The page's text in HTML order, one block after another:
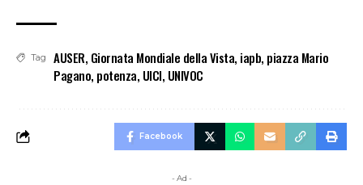
Tag AUSER, Giornata Mondiale della Vista, iapb, piazza Mario
Pagano, potenza, UICI, UNIVOC
Facebook
- Ad -